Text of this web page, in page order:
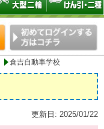
倉吉自動車学校
更新日: 2025/01/22